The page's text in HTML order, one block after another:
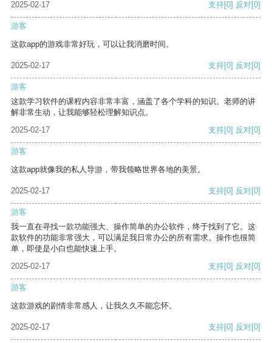
2025-02-17
支持[0] 反对[0]
游客
这款app的游戏非常好玩，可以让我消磨时间。
2025-02-17 支持[0] 反对[0]
游客
这款学习软件的课程内容非常丰富，涵盖了各个学科的知识。老师的讲
解非常生动，让我能够轻松理解知识点。
2025-02-17
支持[0] 反对[0]
游客
这款app就像我的私人导游，带我领略世界各地的美景。
2025-02-17 支持[0] 反对[0]
游客
我一直在寻找一款功能强大、操作简单的办公软件，终于找到了它。这
款软件的功能非常强大，可以满足我日常办公的所有需求。操作也很简
单，即使是小白也能快速上手。
2025-02-17
支持[0] 反对[0]
游客
这款游戏的剧情非常感人，让我久久不能忘怀。
2025-02-17 支持[0] 反对[0]